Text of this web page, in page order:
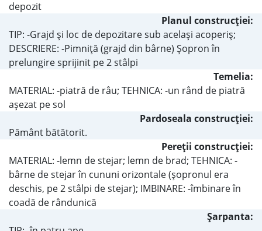
depozit
Planul construcţiei:
TIP: -Grajd şi loc de depozitare sub acelaşi acoperiş;
DESCRIERE: -Pimniţă (grajd din bârne) Şopron în
prelungire sprijinit pe 2 stâlpi
Temelia:
MATERIAL: -piatră de râu; TEHNICA: -un rând de piatră
aşezat pe sol
Pardoseala construcţiei:
Pământ bătătorit.
Pereţii construcţiei:
MATERIAL: -lemn de stejar; lemn de brad; TEHNICA: -
bârne de stejar în cununi orizontale (şopronul era
deschis, pe 2 stâlpi de stejar); IMBINARE: -îmbinare în
coadă de rândunică
Şarpanta: